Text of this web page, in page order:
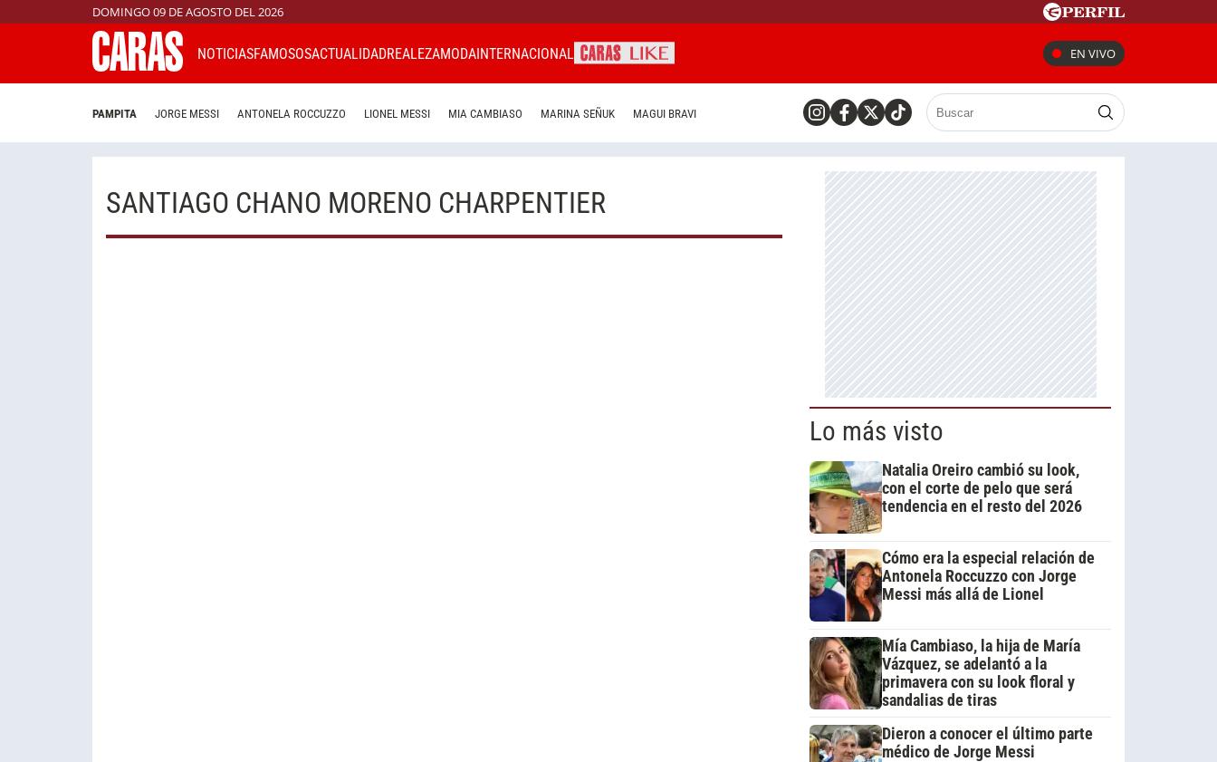
DOMINGO 09 DE AGOSTO DEL 2026
NOTICIASFAMOSOSACTUALIDADREALEZAMODAINTERNACIONAL EN VIVO
PAMPITA JORGE MESSI ANTONELA ROCCUZZO LIONEL MESSI MIA CAMBIASO MARINA SEÑUK MAGUI BRAVI
SANTIAGO CHANO MORENO CHARPENTIER
Lo más visto
Natalia Oreiro cambió su look,
con el corte de pelo que será
tendencia en el resto del 2026
Cómo era la especial relación de
Antonela Roccuzzo con Jorge
Messi más allá de Lionel
Mía Cambiaso, la hija de María
Vázquez, se adelantó a la
primavera con su look floral y
sandalias de tiras
Dieron a conocer el último parte
médico de Jorge Messi